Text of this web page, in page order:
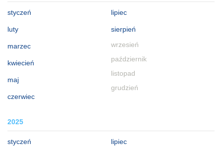
styczeń
luty
marzec
kwiecień
maj
czerwiec
lipiec
sierpień
wrzesień
październik
listopad
grudzień
2025
styczeń lipiec